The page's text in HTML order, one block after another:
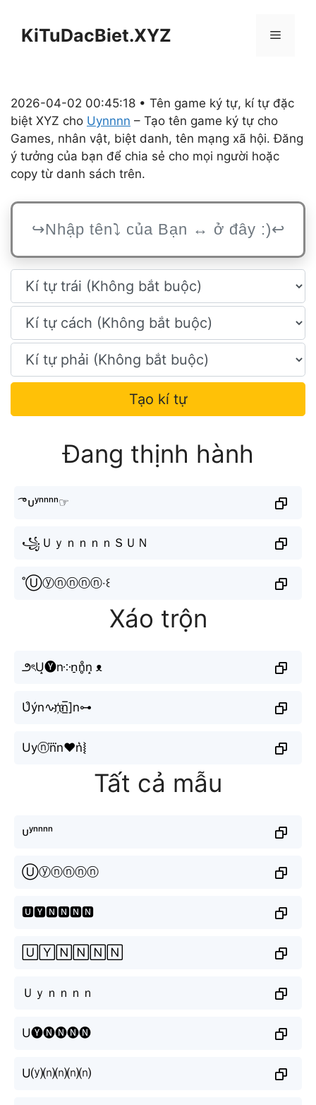
KiTuDacBiet.XYZ Menu
2026-04-02 00:45:18 • Tên game ký tự, kí tự đặc
biệt XYZ cho Uynnnn – Tạo tên game ký tự cho
Games, nhân vật, biệt danh, tên mạng xã hội. Đăng
ý tưởng của bạn để chia sẻ cho mọi người hoặc
copy từ danh sách trên.
Tạo kí tự
Đang thịnh hành
͡°ᴜʸⁿⁿⁿⁿ☞
꧁ＵｙｎｎｎｎＳＵＮ
˚Ⓤⓨⓝⓝⓝⓝ‧꒰
Xáo trộn
౨ৎU̝🅨n༶n̠n̥ͦn̝ ᴥ
U͒ýn∿n҉n̲̅]n⊶
Uyⓝn⃜n♥n͛⦚
Tất cả mẫu
ᴜʸⁿⁿⁿⁿ
Ⓤⓨⓝⓝⓝⓝ
🆄🆈🅽🅽🅽🅽
🅄🅈🄽🄽🄽🄽
Ｕｙｎｎｎｎ
U🅨🅝🅝🅝🅝
U⒴⒩⒩⒩⒩